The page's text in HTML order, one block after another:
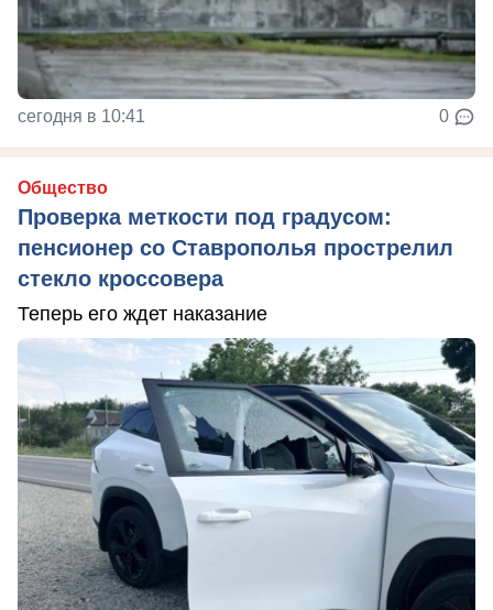
сегодня в 10:41 0
Общество
Проверка меткости под градусом:
пенсионер со Ставрополья прострелил
стекло кроссовера
Теперь его ждет наказание